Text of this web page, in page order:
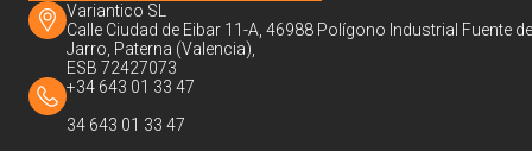
Variantico SL
Calle Ciudad de Eibar 11-A, 46988 Polígono Industrial Fuente
Jarro, Paterna (Valencia),
ESB 72427073
+34 643 01 33 47
34 643 01 33 47